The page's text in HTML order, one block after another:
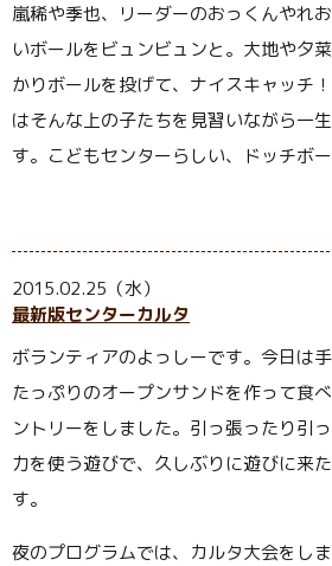
嵐稀や季也、リーダーのおっくんやれ
いボールをビュンビュンと。大地や夕
かりボールを投げて、ナイスキャッチ
はそんな上の子たちを見習いながら一
す。こどもセンターらしい、ドッチボー
2015.02.25（水）
最新版センターカルタ
ボランティアのよっしーです。今日は
たっぷりのオープンサンドを作って食
ントリーをしました。引っ張ったり引
力を使う遊びで、久しぶりに遊びに来
す。
夜のプログラムでは、カルタ大会をし